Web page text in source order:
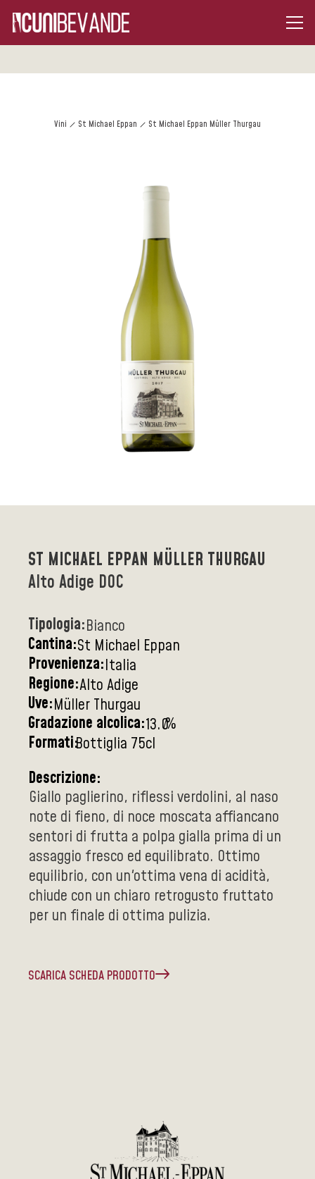
Vini St Michael Eppan St Michael Eppan Müller Thurgau
ST MICHAEL EPPAN MÜLLER THURGAU
Alto Adige DOC
Tipologia:Bianco
Cantina:St Michael Eppan
Provenienza:Italia
Regione:Alto Adige
Uve:Müller Thurgau
Gradazione alcolica:13.0%
Formati:Bottiglia 75cl
Descrizione:
Giallo paglierino, riflessi verdolini, al naso
note di fieno, di noce moscata affiancano
sentori di frutta a polpa gialla prima di un
assaggio fresco ed equilibrato. Ottimo
equilibrio, con un'ottima vena di acidità,
chiude con un chiaro retrogusto fruttato
per un finale di ottima pulizia.
SCARICA SCHEDA PRODOTTO